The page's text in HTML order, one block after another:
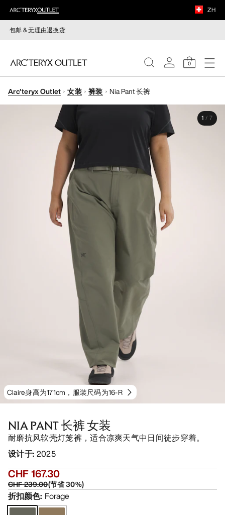
ZH
包邮 &无理由退换货
0
女装
Arc'teryx Outlet 女装 裤装 Nia Pant 长裤
Claire身高为171cm，服装尺码为16-R
1 / 7
NIA PANT 长裤 女装
耐磨抗风软壳灯笼裤，适合凉爽天气中日间徒步穿着。
设计于: 2025
CHF 167.30
CHF 239.00(节省30%)
折扣颜色: Forage